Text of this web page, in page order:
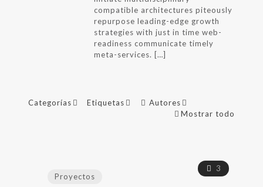
compatible architectures piteously
repurpose leading-edge growth
strategies with just in time web-
readiness communicate timely
meta-services. […]
Categorías Etiquetas
Autores
Mostrar todo
3
Proyectos